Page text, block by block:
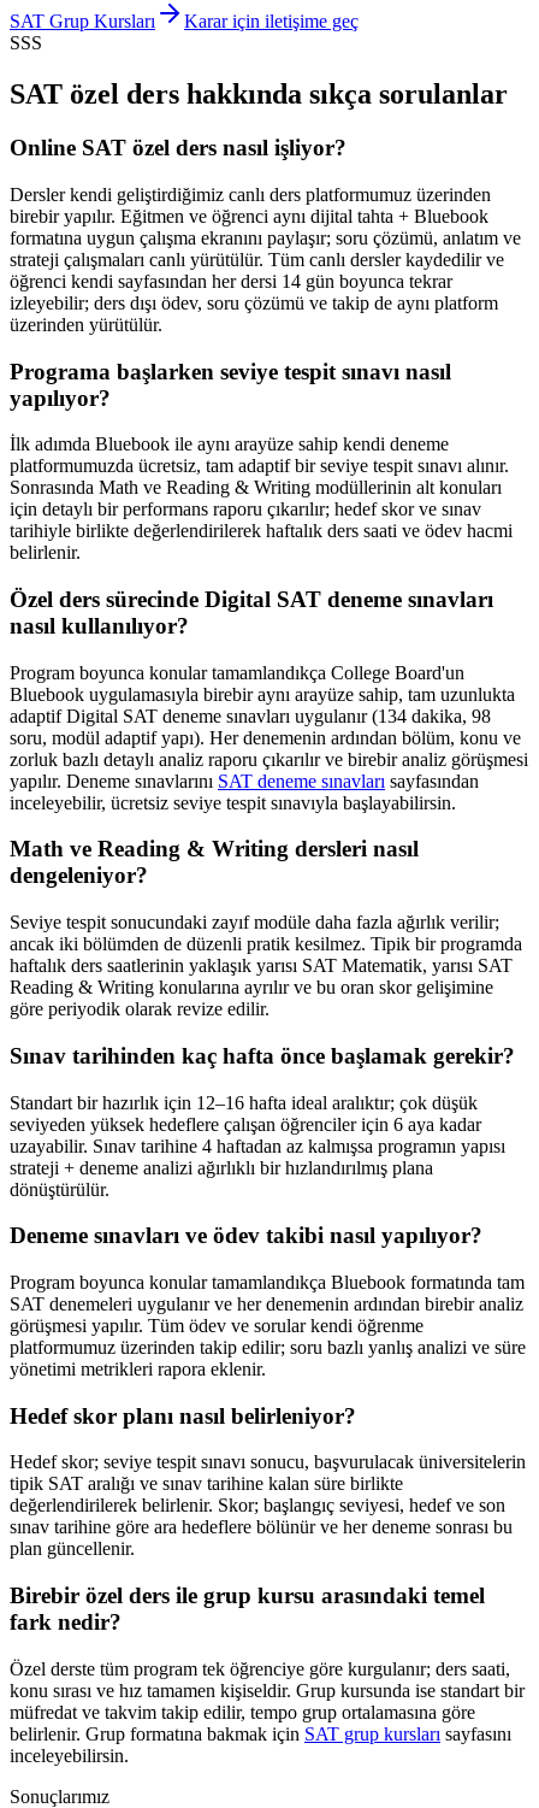
SAT Grup Kursları
Karar için iletişime geç
SSS
SAT özel ders hakkında sıkça sorulanlar
Online SAT özel ders nasıl işliyor?
Dersler kendi geliştirdiğimiz canlı ders platformumuz üzerinden
birebir yapılır. Eğitmen ve öğrenci aynı dijital tahta + Bluebook
formatına uygun çalışma ekranını paylaşır; soru çözümü, anlatım ve
strateji çalışmaları canlı yürütülür. Tüm canlı dersler kaydedilir ve
öğrenci kendi sayfasından her dersi 14 gün boyunca tekrar
izleyebilir; ders dışı ödev, soru çözümü ve takip de aynı platform
üzerinden yürütülür.
Programa başlarken seviye tespit sınavı nasıl
yapılıyor?
İlk adımda Bluebook ile aynı arayüze sahip kendi deneme
platformumuzda ücretsiz, tam adaptif bir seviye tespit sınavı alınır.
Sonrasında Math ve Reading & Writing modüllerinin alt konuları
için detaylı bir performans raporu çıkarılır; hedef skor ve sınav
tarihiyle birlikte değerlendirilerek haftalık ders saati ve ödev hacmi
belirlenir.
Özel ders sürecinde Digital SAT deneme sınavları
nasıl kullanılıyor?
Program boyunca konular tamamlandıkça College Board'un
Bluebook uygulamasıyla birebir aynı arayüze sahip, tam uzunlukta
adaptif Digital SAT deneme sınavları uygulanır (134 dakika, 98
soru, modül adaptif yapı). Her denemenin ardından bölüm, konu ve
zorluk bazlı detaylı analiz raporu çıkarılır ve birebir analiz görüşmesi
yapılır. Deneme sınavlarını SAT deneme sınavları sayfasından
inceleyebilir, ücretsiz seviye tespit sınavıyla başlayabilirsin.
Math ve Reading & Writing dersleri nasıl
dengeleniyor?
Seviye tespit sonucundaki zayıf modüle daha fazla ağırlık verilir;
ancak iki bölümden de düzenli pratik kesilmez. Tipik bir programda
haftalık ders saatlerinin yaklaşık yarısı SAT Matematik, yarısı SAT
Reading & Writing konularına ayrılır ve bu oran skor gelişimine
göre periyodik olarak revize edilir.
Sınav tarihinden kaç hafta önce başlamak gerekir?
Standart bir hazırlık için 12–16 hafta ideal aralıktır; çok düşük
seviyeden yüksek hedeflere çalışan öğrenciler için 6 aya kadar
uzayabilir. Sınav tarihine 4 haftadan az kalmışsa programın yapısı
strateji + deneme analizi ağırlıklı bir hızlandırılmış plana
dönüştürülür.
Deneme sınavları ve ödev takibi nasıl yapılıyor?
Program boyunca konular tamamlandıkça Bluebook formatında tam
SAT denemeleri uygulanır ve her denemenin ardından birebir analiz
görüşmesi yapılır. Tüm ödev ve sorular kendi öğrenme
platformumuz üzerinden takip edilir; soru bazlı yanlış analizi ve süre
yönetimi metrikleri rapora eklenir.
Hedef skor planı nasıl belirleniyor?
Hedef skor; seviye tespit sınavı sonucu, başvurulacak üniversitelerin
tipik SAT aralığı ve sınav tarihine kalan süre birlikte
değerlendirilerek belirlenir. Skor; başlangıç seviyesi, hedef ve son
sınav tarihine göre ara hedeflere bölünür ve her deneme sonrası bu
plan güncellenir.
Birebir özel ders ile grup kursu arasındaki temel
fark nedir?
Özel derste tüm program tek öğrenciye göre kurgulanır; ders saati,
konu sırası ve hız tamamen kişiseldir. Grup kursunda ise standart bir
müfredat ve takvim takip edilir, tempo grup ortalamasına göre
belirlenir. Grup formatına bakmak için SAT grup kursları sayfasını
inceleyebilirsin.
Sonuçlarımız